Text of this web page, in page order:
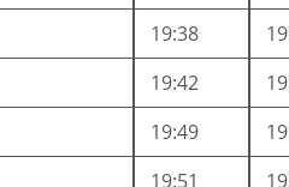
19:38
19:42
19:49
19:51